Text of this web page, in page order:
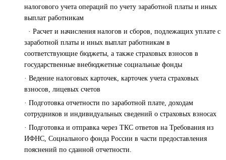
налогового учета операций по учету заработной платы и иных
выплат работникам
· Расчет и начисления налогов и сборов, подлежащих уплате с
заработной платы и иных выплат работникам в
соответствующие бюджеты, а также страховых взносов в
государственные внебюджетные социальные фонды
· Ведение налоговых карточек, карточек учета страховых
взносов, лицевых счетов
· Подготовка отчетности по заработной плате, доходам
сотрудников и индивидуальных сведений о страховых взносах
· Подготовка и отправка через ТКС ответов на Требования из
ИФНС, Социального фонда России в части предоставления
пояснений по сданной отчетности.